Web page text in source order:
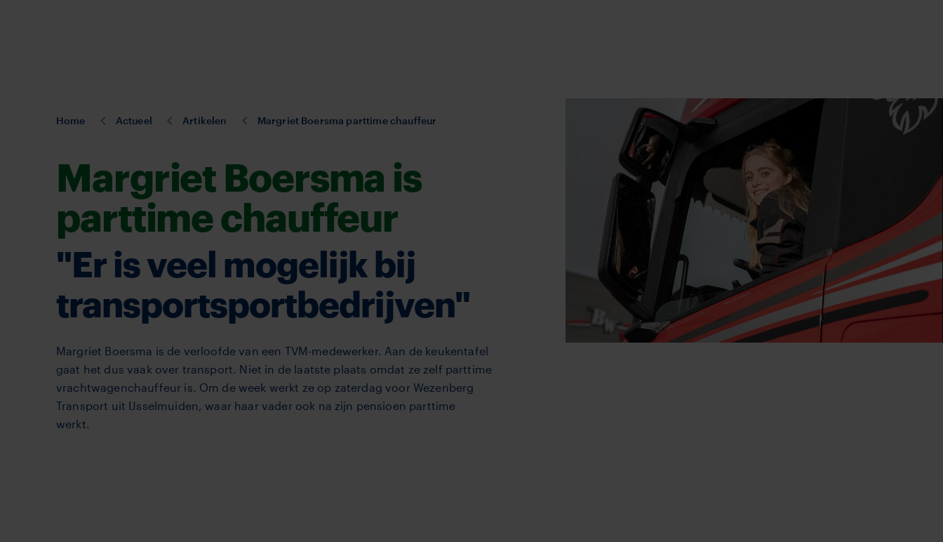
U
Home Actueel Artikelen Margriet Boersma parttime chauffeur
Margriet Boersma is
parttime chauffeur
"Er is veel mogelijk bij
transportsportbedrijven"
Margriet Boersma is de verloofde van een TVM-medewerker. Aan de keukentafel
gaat het dus vaak over transport. Niet in de laatste plaats omdat ze zelf parttime
vrachtwagenchauffeur is. Om de week werkt ze op zaterdag voor Wezenberg
Transport uit IJsselmuiden, waar haar vader ook na zijn pensioen parttime
werkt.